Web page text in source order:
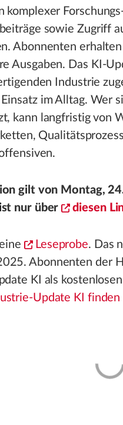
komplexer
sowie Zugriff
Abonnenten
Ausgaben. Das KI-
Industrie
im Alltag. Wer
kann langfristig
gilt von Montag,
nur über
diesen
Leseprobe. Das
Abonnenten der
KI als
Update KI finden